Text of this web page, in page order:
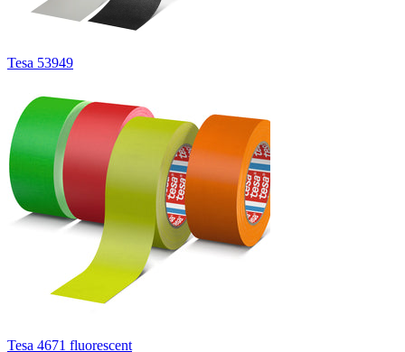
Tesa 53949
Tesa 4671 fluorescent